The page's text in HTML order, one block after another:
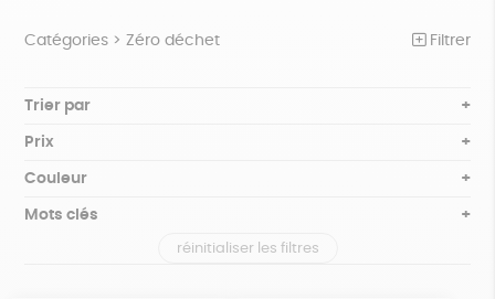
Catégories > Zéro déchet Filtrer
NOTRE COLLECTION
BEAUTÉ
ÉPICERIE
JEUX
Trier par
Par défaut
Prix : du - cher au + cher
Prix : du + cher au - cher
Prix
Tous
Couleur
Blanc Pur
Mots clés
Fabriqué en Europe
réinitialiser les filtres